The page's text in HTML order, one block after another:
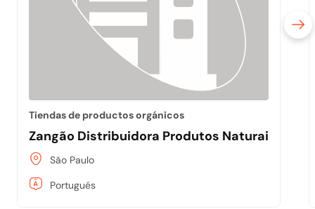
Tiendas de productos orgánicos
Zangão Distribuidora Produtos Naturais
São Paulo
Portugués